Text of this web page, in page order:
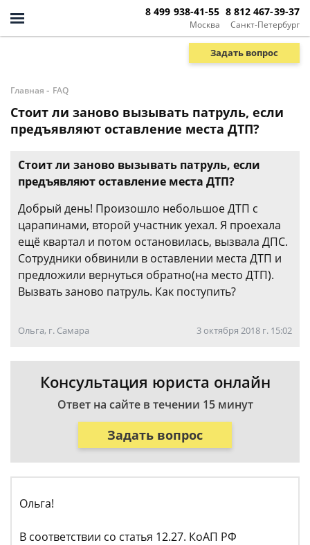
Москва
8 499 938-41-55
Санкт-Петербург
8 812 467-39-37
Задать вопрос
Главная - FAQ
Стоит ли заново вызывать патруль, если
предъявляют оставление места ДТП?
Стоит ли заново вызывать патруль, если
предъявляют оставление места ДТП?
Добрый день! Произошло небольшое ДТП с
царапинами, второй участник уехал. Я проехала
ещё квартал и потом остановилась, вызвала ДПС.
Сотрудники обвинили в оставлении места ДТП и
предложили вернуться обратно(на место ДТП).
Вызвать заново патруль. Как поступить?
Ольга, г. Самара 3 октября 2018 г. 15:02
Консультация юриста онлайн
Ответ на сайте в течении 15 минут
Задать вопрос
Ольга!
В соответствии со статья 12.27. КоАП РФ